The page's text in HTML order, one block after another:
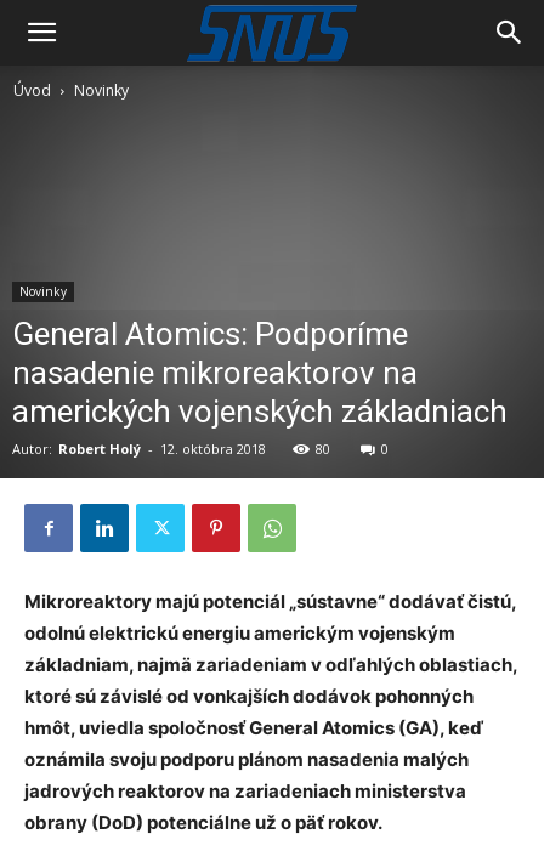
Úvod Novinky
Novinky
General Atomics: Podporíme
nasadenie mikroreaktorov na
amerických vojenských základniach
Autor: Robert Holý - 12. októbra 2018 80 0
Mikroreaktory majú potenciál „sústavne“ dodávať čistú,
odolnú elektrickú energiu americkým vojenským
základniam, najmä zariadeniam v odľahlých oblastiach,
ktoré sú závislé od vonkajších dodávok pohonných
hmôt, uviedla spoločnosť General Atomics (GA), keď
oznámila svoju podporu plánom nasadenia malých
jadrových reaktorov na zariadeniach ministerstva
obrany (DoD) potenciálne už o päť rokov.